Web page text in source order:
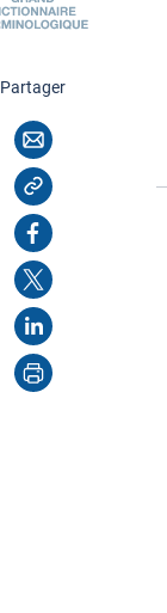
Partagercette page
Courriel
Copier l'adresse
Facebook
X
LinkedIn
Imprimer